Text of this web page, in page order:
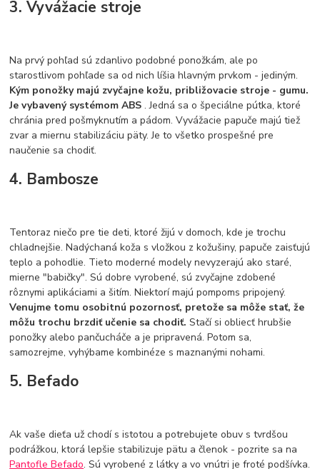
3. Vyvážacie stroje
Na prvý pohľad sú zdanlivo podobné ponožkám, ale po
starostlivom pohľade sa od nich líšia hlavným prvkom - jediným.
Kým ponožky majú zvyčajne kožu, približovacie stroje - gumu.
Je vybavený systémom ABS. Jedná sa o špeciálne pútka, ktoré
chránia pred pošmyknutím a pádom. Vyvážacie papuče majú tiež
zvar a miernu stabilizáciu päty. Je to všetko prospešné pre
naučenie sa chodiť.
4. Bambosze
Tentoraz niečo pre tie deti, ktoré žijú v domoch, kde je trochu
chladnejšie. Nadýchaná koža s vložkou z kožušiny, papuče zaisťujú
teplo a pohodlie. Tieto moderné modely nevyzerajú ako staré,
mierne "babičky". Sú dobre vyrobené, sú zvyčajne zdobené
rôznymi aplikáciami a šitím. Niektorí majú pompoms pripojený.
Venujme tomu osobitnú pozornosť, pretože sa môže stať, že
môžu trochu brzdiť učenie sa chodiť.Stačí si obliecť hrubšie
ponožky alebo pančucháče a je pripravená. Potom sa,
samozrejme, vyhýbame kombinéze s maznanými nohami.
5. Befado
Ak vaše dieťa už chodí s istotou a potrebujete obuv s tvrdšou
podrážkou, ktorá lepšie stabilizuje pätu a členok - pozrite sa na
Pantofle Befado. Sú vyrobené z látky a vo vnútri je froté podšívka.